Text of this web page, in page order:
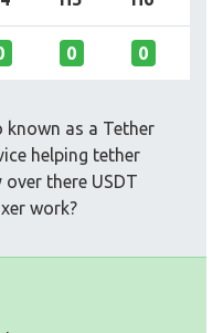
0 0
known as a Tether
helping tether
there USDT
work?